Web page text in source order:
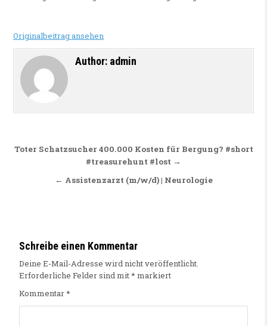
Originalbeitrag ansehen
Author: admin
Beitragsnavigation
Toter Schatzsucher 400.000 Kosten für Bergung? #short
#treasurehunt #lost →
← Assistenzarzt (m/w/d) | Neurologie
Schreibe einen Kommentar
Deine E-Mail-Adresse wird nicht veröffentlicht.
Erforderliche Felder sind mit* markiert
Kommentar*